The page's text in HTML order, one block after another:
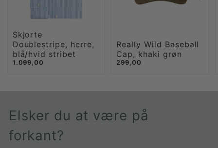
Skjorte
Doublestripe, herre,
blå/hvid stribet
1.099,00
Really Wild Baseball
Cap, khaki grøn
299,00
Elsker du at være på
forkant?